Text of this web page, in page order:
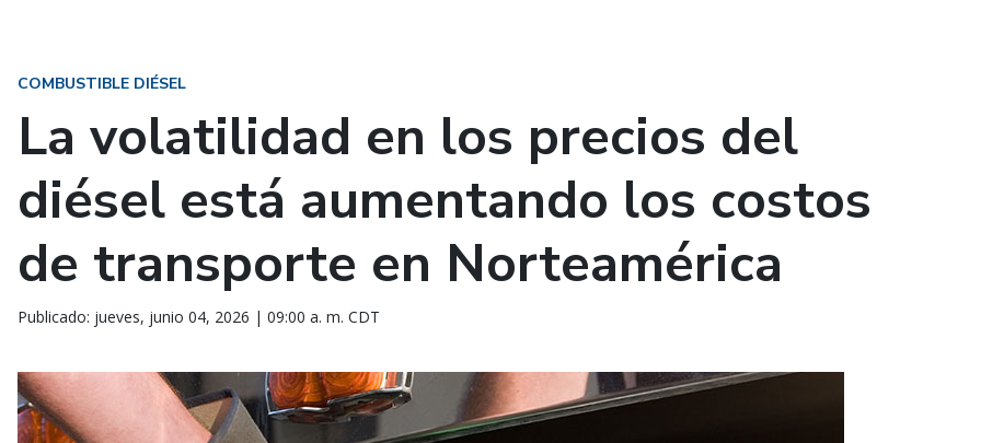
COMBUSTIBLE DIÉSEL
La volatilidad en los precios del
diésel está aumentando los costos
de transporte en Norteamérica
Publicado: jueves, junio 04, 2026 | 09:00 a. m. CDT